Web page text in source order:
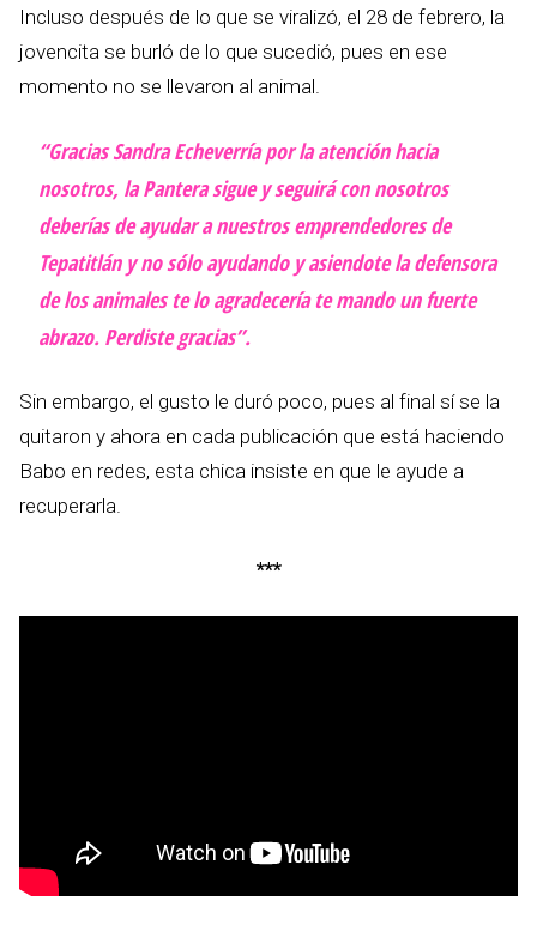
Incluso después de lo que se viralizó, el 28 de febrero, la
jovencita se burló de lo que sucedió, pues en ese
momento no se llevaron al animal.
“Gracias Sandra Echeverría por la atención hacia
nosotros, la Pantera sigue y seguirá con nosotros
deberías de ayudar a nuestros emprendedores de
Tepatitlán y no sólo ayudando y asiendote la defensora
de los animales te lo agradecería te mando un fuerte
abrazo. Perdiste gracias”.
Sin embargo, el gusto le duró poco, pues al final sí se la
quitaron y ahora en cada publicación que está haciendo
Babo en redes, esta chica insiste en que le ayude a
recuperarla.
***